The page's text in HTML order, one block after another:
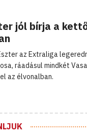
jól bírja a
az Extraliga
ráadásul mindkét
az élvonalban.